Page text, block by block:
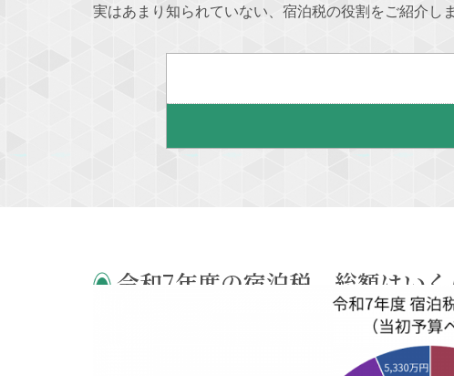
実はあまり知られていない、宿泊税の役割をご紹介しま
令和7年度の宿泊税、総額はいく